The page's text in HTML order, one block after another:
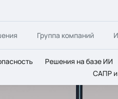
Группа компаний
Решения на базе ИИ
САПР